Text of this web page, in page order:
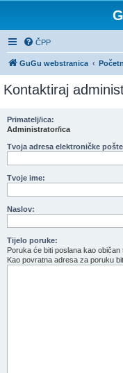
ČPP
GuGu webstranica
Kontaktiraj
Primatelj/ica:
Administrator/ica
Tvoja adresa elektroničke
Tvoje ime:
Naslov:
Tijelo poruke:
Poruka će biti poslana kao
Kao povratna adresa za poruku